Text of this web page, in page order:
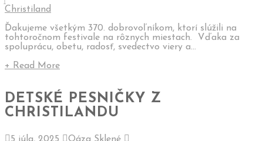
Christiland
Ďakujeme všetkým 370. dobrovoľníkom, ktorí slúžili na
tohtoročnom festivale na rôznych miestach. Vďaka za
spoluprácu, obetu, radosť, svedectvo viery a...
+ Read More
DETSKÉ PESNIČKY Z
CHRISTILANDU
5 júla, 2025
Oáza Sklené